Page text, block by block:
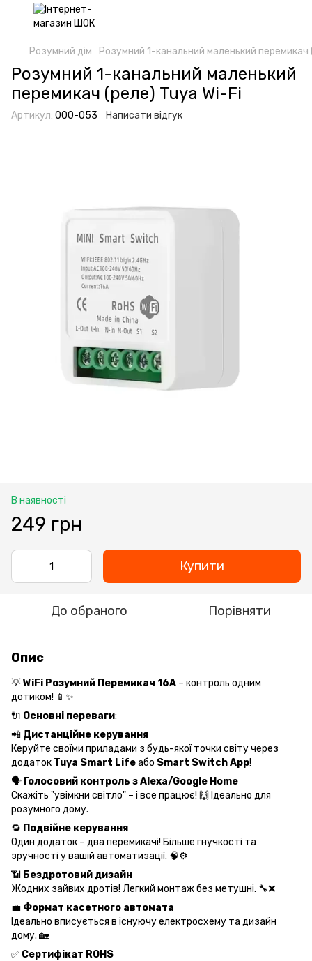
Розумний дім Розумний 1-канальний маленький перемикач
Розумний 1-канальний маленький
перемикач (реле) Tuya Wi-Fi
Артикул: 000-053 Написати відгук
В наявності
249 грн
Купити
До обраного Порівняти
Опис
💡WiFi Розумний Перемикач 16A – контроль одним
дотиком! 📱✨
🔌 Основні переваги:
📲 Дистанційне керування
Керуйте своїми приладами з будь-якої точки світу через
додаток Tuya Smart Lifeабо Smart Switch App!
🗣️ Голосовий контроль з Alexa/Google Home
Скажіть "увімкни світло" – і все працює! 🙌 Ідеально для
розумного дому.
🔁 Подвійне керування
Один додаток – два перемикачі! Більше гнучкості та
зручності у вашій автоматизації. 🧠⚙️
📶 Бездротовий дизайн
Жодних зайвих дротів! Легкий монтаж без метушні. 🔧❌
💼 Формат касетного автомата
Ідеально вписується в існуючу електросхему та дизайн
дому. 🏡
✅ Сертифікат ROHS